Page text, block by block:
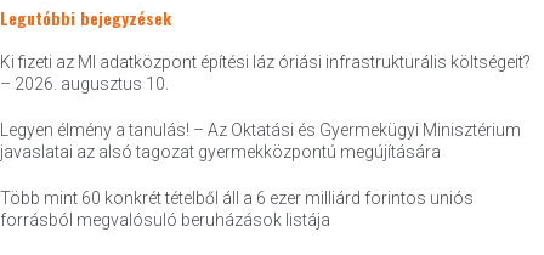
Legutóbbi bejegyzések
Ki fizeti az MI adatközpont építési láz óriási infrastrukturális költségeit?
– 2026. augusztus 10.
Legyen élmény a tanulás! – Az Oktatási és Gyermekügyi Minisztérium
javaslatai az alsó tagozat gyermekközpontú megújítására
Több mint 60 konkrét tételből áll a 6 ezer milliárd forintos uniós
forrásból megvalósuló beruházások listája